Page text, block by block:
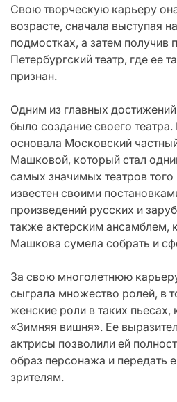
Свою творческую карьеру
возрасте, сначала выступая
подмостках, а затем получив
Петербургский театр, где ее
признан.
Одним из главных
было создание своего театра.
основала Московский
Машковой, который стал
самых значимых театров
известен своими
произведений русских и
также актерским ансамблем,
Машкова сумела собрать и
За свою многолетнюю
сыграла множество ролей, в
женские роли в таких пьесах,
«Зимняя вишня». Ее
актрисы позволили ей
образ персонажа и передать
зрителям.